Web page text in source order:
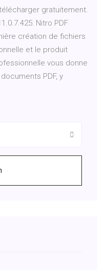
gratuitement.
Nitro PDF
création de fichiers
et le produit
vous donne
PDF, y